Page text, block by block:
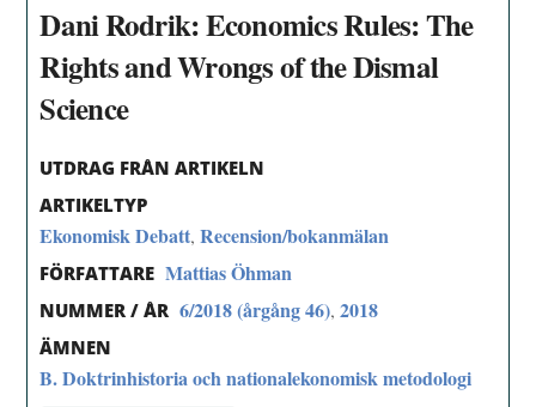
Dani Rodrik: Economics Rules: The
Rights and Wrongs of the Dismal
Science
UTDRAG FRÅN ARTIKELN
ARTIKELTYP
Ekonomisk Debatt,Recension/bokanmälan
FÖRFATTARE Mattias Öhman
NUMMER / ÅR 6/2018 (årgång 46),2018
ÄMNEN
B. Doktrinhistoria och nationalekonomisk metodologi